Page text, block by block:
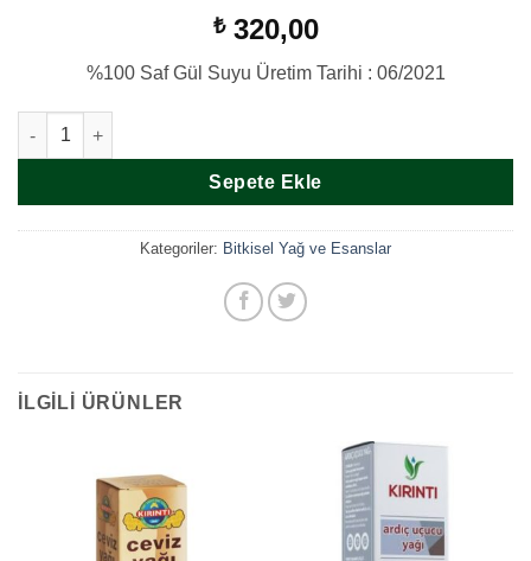
₺320,00
%100 Saf Gül Suyu Üretim Tarihi : 06/2021
Rosense Gülbirlik Gül Suyu adet
Sepete Ekle
Kategoriler: Bitkisel Yağ ve Esanslar
İLGILI ÜRÜNLER